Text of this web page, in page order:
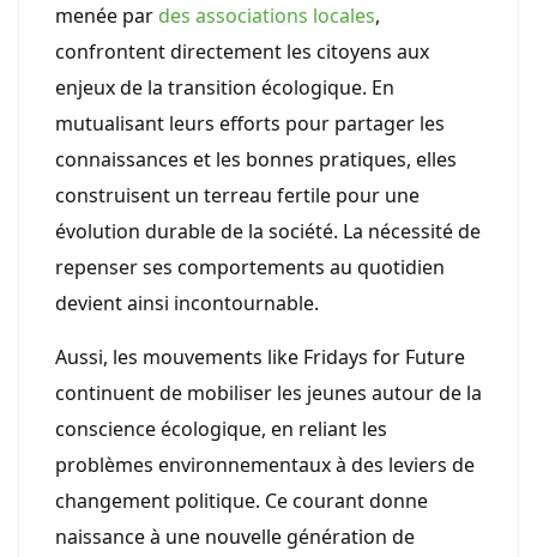
menée par des associations locales,
confrontent directement les citoyens aux
enjeux de la transition écologique. En
mutualisant leurs efforts pour partager les
connaissances et les bonnes pratiques, elles
construisent un terreau fertile pour une
évolution durable de la société. La nécessité de
repenser ses comportements au quotidien
devient ainsi incontournable.
Aussi, les mouvements like Fridays for Future
continuent de mobiliser les jeunes autour de la
conscience écologique, en reliant les
problèmes environnementaux à des leviers de
changement politique. Ce courant donne
naissance à une nouvelle génération de